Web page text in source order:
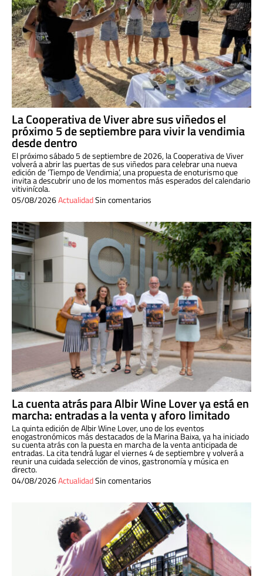
La Cooperativa de Viver abre sus viñedos el
próximo 5 de septiembre para vivir la vendimia
desde dentro
El próximo sábado 5 de septiembre de 2026, la Cooperativa de Viver
volverá a abrir las puertas de sus viñedos para celebrar una nueva
edición de ‘Tiempo de Vendimia’, una propuesta de enoturismo que
invita a descubrir uno de los momentos más esperados del calendario
vitivinícola.
05/08/2026ActualidadSin comentarios
La cuenta atrás para Albir Wine Lover ya está en
marcha: entradas a la venta y aforo limitado
La quinta edición de Albir Wine Lover, uno de los eventos
enogastronómicos más destacados de la Marina Baixa, ya ha iniciado
su cuenta atrás con la puesta en marcha de la venta anticipada de
entradas. La cita tendrá lugar el viernes 4 de septiembre y volverá a
reunir una cuidada selección de vinos, gastronomía y música en
directo.
04/08/2026ActualidadSin comentarios